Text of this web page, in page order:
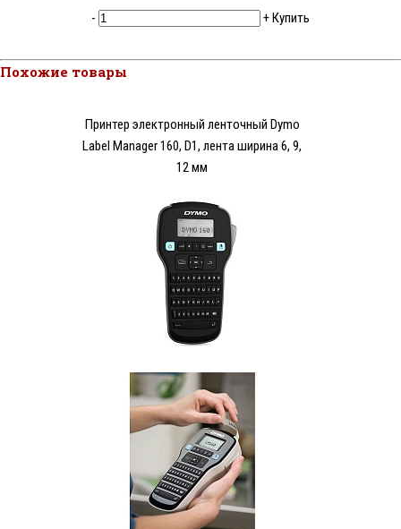
-
+Купить
Похожие товары
Принтер электронный ленточный Dymo
Label Manager 160, D1, лента ширина 6, 9,
12 мм